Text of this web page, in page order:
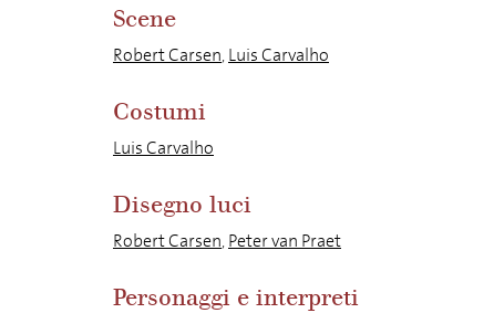
Scene
Robert Carsen,Luis Carvalho
Costumi
Luis Carvalho
Disegno luci
Robert Carsen,Peter van Praet
Personaggi e interpreti